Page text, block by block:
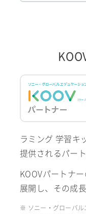
ラミング 学習キ
提供されるパー
KOOVパートナ
展開し、その成
※ ソニー・グローバル